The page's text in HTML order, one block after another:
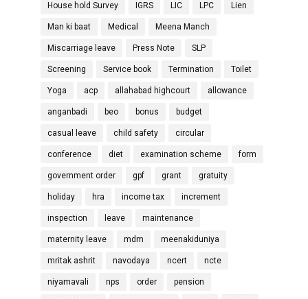
House hold Survey IGRS LIC LPC Lien
Man ki baat Medical Meena Manch
Miscarriage leave Press Note SLP
Screening Service book Termination Toilet
Yoga acp allahabad highcourt allowance
anganbadi beo bonus budget
casual leave child safety circular
conference diet examination scheme form
government order gpf grant gratuity
holiday hra income tax increment
inspection leave maintenance
maternity leave mdm meenakiduniya
mritak ashrit navodaya ncert ncte
niyamavali nps order pension